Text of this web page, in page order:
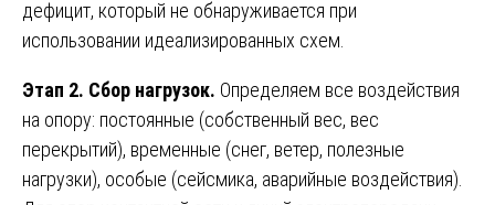
дефицит, который не обнаруживается при
использовании идеализированных схем.
Этап 2. Сбор нагрузок. Определяем все воздействия
на опору: постоянные (собственный вес, вес
перекрытий), временные (снег, ветер, полезные
нагрузки), особые (сейсмика, аварийные воздействия).